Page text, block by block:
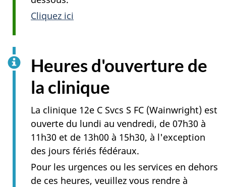
Cliquez ici
Heures d'ouverture de
la clinique
La clinique 12e C Svcs S FC (Wainwright) est
ouverte du lundi au vendredi, de 07h30 à
11h30 et de 13h00 à 15h30, à l'exception
des jours fériés fédéraux.
Pour les urgences ou les services en dehors
de ces heures, veuillez vous rendre à